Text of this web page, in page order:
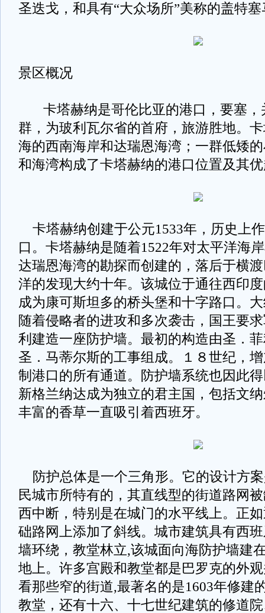
圣迭戈，和具有“大众场所”美称的盖特
景区概况
卡塔赫纳是哥伦比亚的港口，要塞，
群，为玻利瓦尔省的首府，旅游胜地。
海的西南海岸和达瑞恩海湾；一群低矮
和海湾构成了卡塔赫纳的港口位置及其
卡塔赫纳创建于公元1533年，历史上
口。卡塔赫纳是随着1522年对太平洋海
达瑞恩海湾的勘探而创建的，落后于横
洋的发现大约十年。该城位于通往西印
成为康可斯坦多的桥头堡和十字路口。
随着侵略者的进攻和多次袭击，国王要
利建造一座防护墙。最初的构造由圣．
圣．马蒂尔斯的工事组成。１８世纪，
制港口的所有通道。防护墙系统也因此
新格兰纳达成为独立的君主国，包括文
丰富的香草一直吸引着西班牙。
防护总体是一个三角形。它的设计方案
民城市所特有的，其直线型的街道路网
西中断，特别是在城门的水平线上。正
础路网上添加了斜线。城市建筑具有西
墙环绕，教堂林立,该城面向海防护墙建
地上。许多宫殿和教堂都是巴罗克的外
看那些窄的街道,最著名的是1603年修建
教堂，还有十六、十七世纪建筑的修道